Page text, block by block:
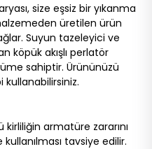
size eşsiz bir yıkanma
üretilen ürün
Suyun tazeleyici ve
köpük akışlı perlatör
sahiptir. Ürününüzü
kullanabilirsiniz.
armatüre zararını
tavsiye edilir.